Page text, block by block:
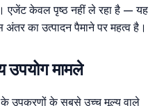
एजेंट केवल पृष्ठ नहीं ले रहा है — यह
का उत्पादन पैमाने पर महत्व है।
उपयोग मामले
के उपकरणों के सबसे उच्च मूल्य वाले